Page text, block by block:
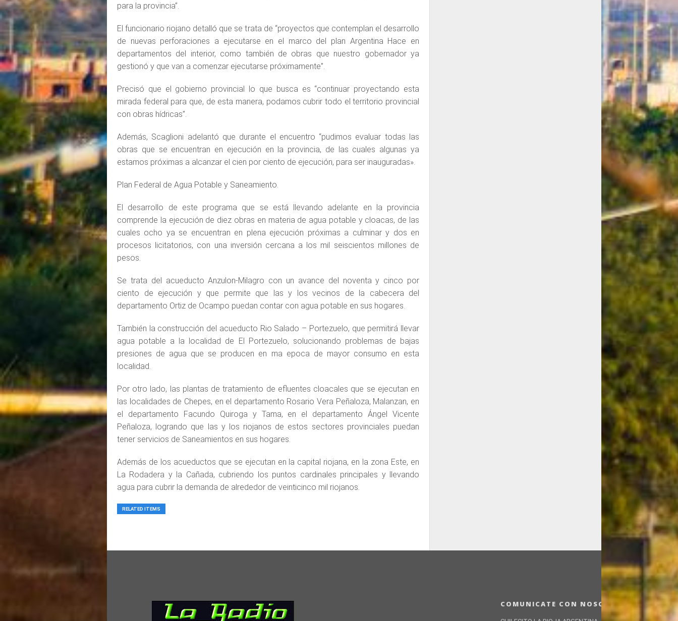
para la provincia”.
El funcionario riojano detalló que se trata de “proyectos que contemplan el desarrollo
de nuevas perforaciones a ejecutarse en el marco del plan Argentina Hace en
departamentos del interior, como también de obras que nuestro gobernador ya
gestionó y que van a comenzar ejecutarse próximamente”.
Precisó que el gobierno provincial lo que busca es “continuar proyectando esta
mirada federal para que, de esta manera, podamos cubrir todo el territorio provincial
con obras hídricas”.
Además, Scaglioni adelantó que durante el encuentro “pudimos evaluar todas las
obras que se encuentran en ejecución en la provincia, de las cuales algunas ya
estamos próximas a alcanzar el cien por ciento de ejecución, para ser inauguradas».
Plan Federal de Agua Potable y Saneamiento.
El desarrollo de este programa que se está llevando adelante en la provincia
comprende la ejecución de diez obras en materia de agua potable y cloacas, de las
cuales ocho ya se encuentran en plena ejecución próximas a culminar y dos en
procesos licitatorios, con una inversión cercana a los mil seiscientos millones de
pesos.
Se trata del acueducto Anzulon-Milagro con un avance del noventa y cinco por
ciento de ejecución y que permite que las y los vecinos de la cabecera del
departamento Ortiz de Ocampo puedan contar con agua potable en sus hogares.
También la construcción del acueducto Rio Salado – Portezuelo, que permitirá llevar
agua potable a la localidad de El Portezuelo, solucionando problemas de bajas
presiones de agua que se producen en ma epoca de mayor consumo en esta
localidad.
Por otro lado, las plantas de tratamiento de efluentes cloacales que se ejecutan en
las localidades de Chepes, en el departamento Rosario Vera Peñaloza, Malanzan, en
el departamento Facundo Quiroga y Tama, en el departamento Ángel Vicente
Peñaloza, logrando que las y los riojanos de estos sectores provinciales puedan
tener servicios de Saneamientos en sus hogares.
Además de los acueductos que se ejecutan en la capital riojana, en la zona Este, en
La Rodadera y la Cañada, cubriendo los puntos cardinales principales y llevando
agua para cubrir la demanda de alrededor de veinticinco mil riojanos.
RELATED ITEMS
COMUNICATE CON NOSOTROS